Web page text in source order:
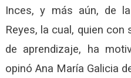
Inces, y más aún, de
Reyes, la cual, quien
de aprendizaje, ha
opinó Ana María Galicia